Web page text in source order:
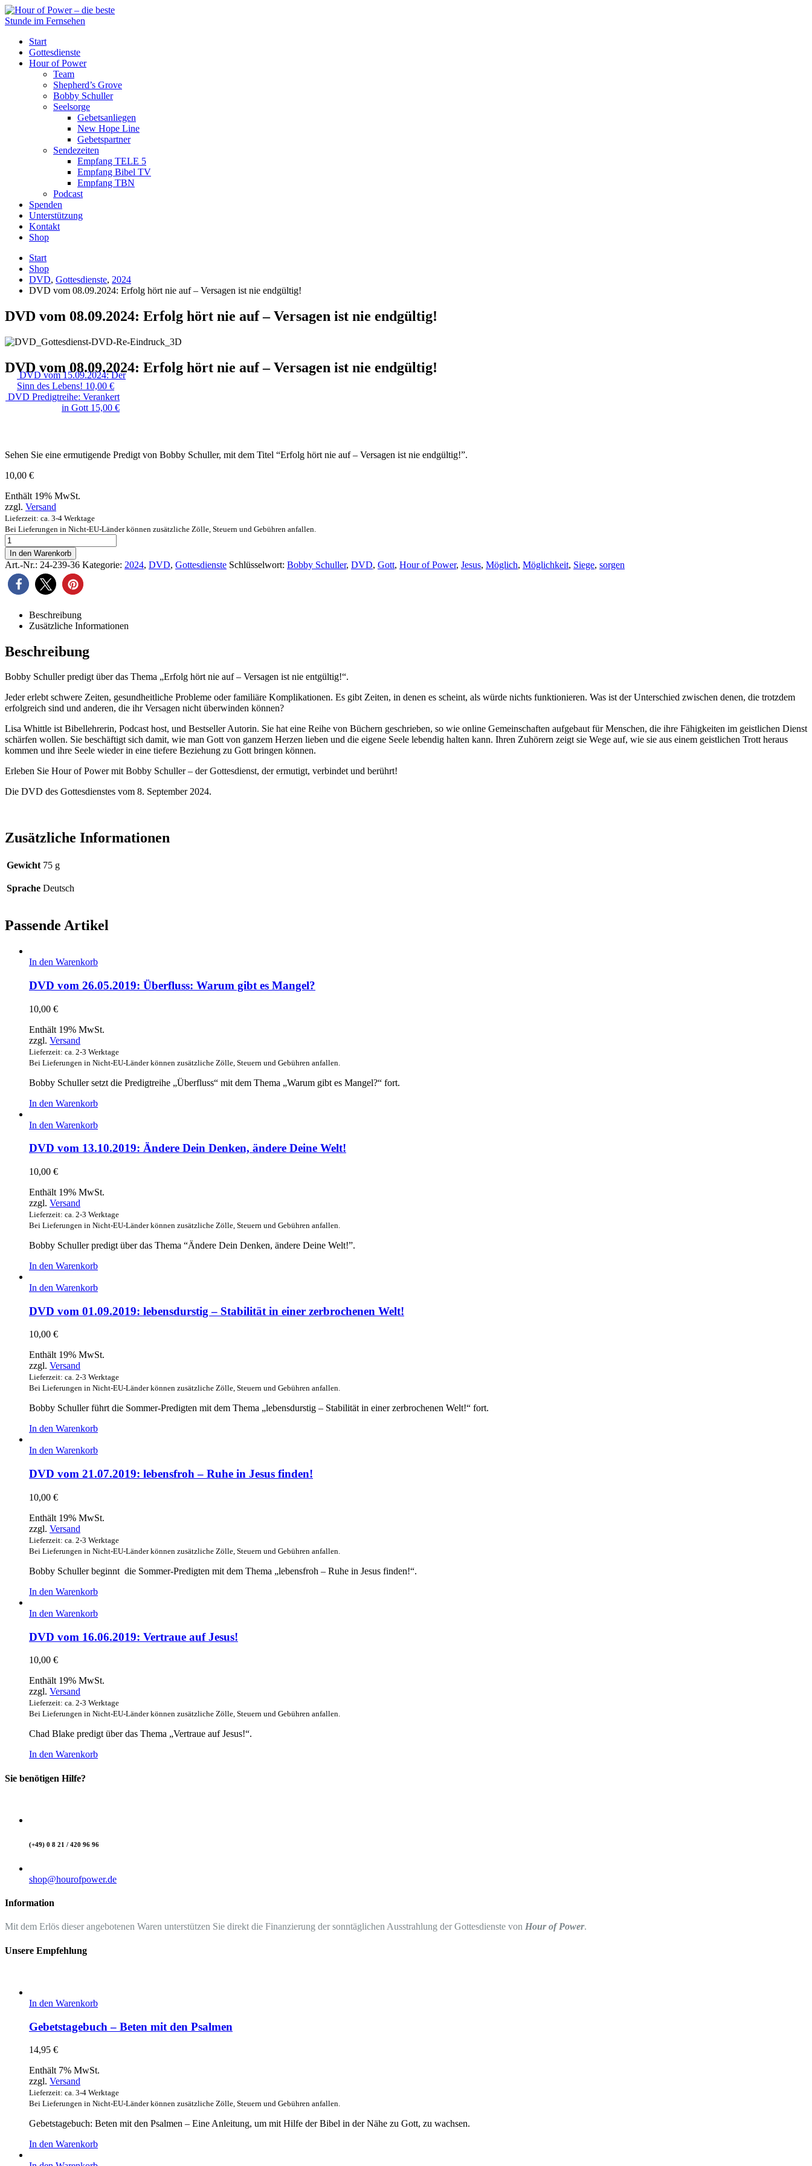
Start
Gottesdienste
Hour of Power
Team
Shepherd’s Grove
Bobby Schuller
Seelsorge
Gebetsanliegen
New Hope Line
Gebetspartner
Sendezeiten
Empfang TELE 5
Empfang Bibel TV
Empfang TBN
Podcast
Spenden
Unterstützung
Kontakt
Shop
Start
Shop
DVD, Gottesdienste, 2024
DVD vom 08.09.2024: Erfolg hört nie auf – Versagen ist nie endgültig!
DVD vom 08.09.2024: Erfolg hört nie auf – Versagen ist nie endgültig!
DVD vom 08.09.2024: Erfolg hört nie auf – Versagen ist nie endgültig!
DVD vom 15.09.2024: Der
Sinn des Lebens! 10,00 €
DVD Predigtreihe: Verankert
in Gott 15,00 €
Sehen Sie eine ermutigende Predigt von Bobby Schuller, mit dem Titel “Erfolg hört nie auf – Versagen ist nie endgültig!”.
10,00 €
Enthält 19% MwSt.
zzgl. Versand
Lieferzeit: ca. 3-4 Werktage
Bei Lieferungen in Nicht-EU-Länder können zusätzliche Zölle, Steuern und Gebühren anfallen.
In den Warenkorb
Art.-Nr.: 24-239-36 Kategorie: 2024, DVD, Gottesdienste Schlüsselwort: Bobby Schuller, DVD, Gott, Hour of Power, Jesus, Möglich, Möglichkeit, Siege, sorgen
Beschreibung
Zusätzliche Informationen
Beschreibung
Bobby Schuller predigt über das Thema „Erfolg hört nie auf – Versagen ist nie entgültig!“.
Jeder erlebt schwere Zeiten, gesundheitliche Probleme oder familiäre Komplikationen. Es gibt Zeiten, in denen es scheint, als würde nichts funktionieren. Was ist der Unterschied zwischen denen, die trotzdem
erfolgreich sind und anderen, die ihr Versagen nicht überwinden können?
Lisa Whittle ist Bibellehrerin, Podcast host, und Bestseller Autorin. Sie hat eine Reihe von Büchern geschrieben, so wie online Gemeinschaften aufgebaut für Menschen, die ihre Fähigkeiten im geistlichen Dienst
schärfen wollen. Sie beschäftigt sich damit, wie man Gott von ganzem Herzen lieben und die eigene Seele lebendig halten kann. Ihren Zuhörern zeigt sie Wege auf, wie sie aus einem geistlichen Trott heraus
kommen und ihre Seele wieder in eine tiefere Beziehung zu Gott bringen können.
Erleben Sie Hour of Power mit Bobby Schuller – der Gottesdienst, der ermutigt, verbindet und berührt!
Die DVD des Gottesdienstes vom 8. September 2024.
Zusätzliche Informationen
Gewicht 75 g
Sprache Deutsch
Passende Artikel
In den Warenkorb
DVD vom 26.05.2019: Überfluss: Warum gibt es Mangel?
10,00 €
Enthält 19% MwSt.
zzgl. Versand
Lieferzeit: ca. 2-3 Werktage
Bei Lieferungen in Nicht-EU-Länder können zusätzliche Zölle, Steuern und Gebühren anfallen.
Bobby Schuller setzt die Predigtreihe „Überfluss“ mit dem Thema „Warum gibt es Mangel?“ fort.
In den Warenkorb
In den Warenkorb
DVD vom 13.10.2019: Ändere Dein Denken, ändere Deine Welt!
10,00 €
Enthält 19% MwSt.
zzgl. Versand
Lieferzeit: ca. 2-3 Werktage
Bei Lieferungen in Nicht-EU-Länder können zusätzliche Zölle, Steuern und Gebühren anfallen.
Bobby Schuller predigt über das Thema “Ändere Dein Denken, ändere Deine Welt!”.
In den Warenkorb
In den Warenkorb
DVD vom 01.09.2019: lebensdurstig – Stabilität in einer zerbrochenen Welt!
10,00 €
Enthält 19% MwSt.
zzgl. Versand
Lieferzeit: ca. 2-3 Werktage
Bei Lieferungen in Nicht-EU-Länder können zusätzliche Zölle, Steuern und Gebühren anfallen.
Bobby Schuller führt die Sommer-Predigten mit dem Thema „lebensdurstig – Stabilität in einer zerbrochenen Welt!“ fort.
In den Warenkorb
In den Warenkorb
DVD vom 21.07.2019: lebensfroh – Ruhe in Jesus finden!
10,00 €
Enthält 19% MwSt.
zzgl. Versand
Lieferzeit: ca. 2-3 Werktage
Bei Lieferungen in Nicht-EU-Länder können zusätzliche Zölle, Steuern und Gebühren anfallen.
Bobby Schuller beginnt die Sommer-Predigten mit dem Thema „lebensfroh – Ruhe in Jesus finden!“.
In den Warenkorb
In den Warenkorb
DVD vom 16.06.2019: Vertraue auf Jesus!
10,00 €
Enthält 19% MwSt.
zzgl. Versand
Lieferzeit: ca. 2-3 Werktage
Bei Lieferungen in Nicht-EU-Länder können zusätzliche Zölle, Steuern und Gebühren anfallen.
Chad Blake predigt über das Thema „Vertraue auf Jesus!“.
In den Warenkorb
Sie benötigen Hilfe?
(+49) 0 8 21 / 420 96 96
shop@hourofpower.de
Information
Mit dem Erlös dieser angebotenen Waren unterstützen Sie direkt die Finanzierung der sonntäglichen Ausstrahlung der Gottesdienste von Hour of Power.
Unsere Empfehlung
In den Warenkorb
Gebetstagebuch – Beten mit den Psalmen
14,95 €
Enthält 7% MwSt.
zzgl. Versand
Lieferzeit: ca. 3-4 Werktage
Bei Lieferungen in Nicht-EU-Länder können zusätzliche Zölle, Steuern und Gebühren anfallen.
Gebetstagebuch: Beten mit den Psalmen – Eine Anleitung, um mit Hilfe der Bibel in der Nähe zu Gott, zu wachsen.
In den Warenkorb